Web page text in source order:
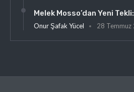
Melek Mosso’dan Yeni
Onur Şafak Yücel 28 Temmuz